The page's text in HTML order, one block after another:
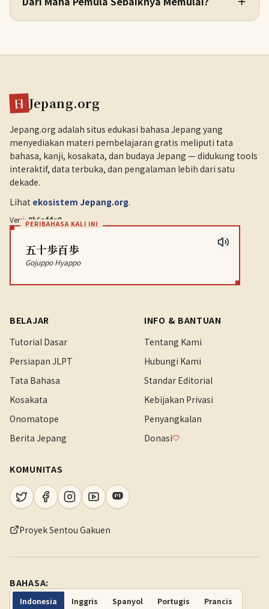
日 Jepang.org
Jepang.org adalah situs edukasi bahasa Jepang yang
menyediakan materi pembelajaran gratis meliputi tata
bahasa, kanji, kosakata, dan budaya Jepang — didukung tools
interaktif, data terbuka, dan pengalaman lebih dari satu
dekade.
Lihat ekosistem Jepang.org.
Versi:0b6affa9.
PERIBAHASA KALI INI
五十歩百歩
Gojuppo Hyappo
BELAJAR
Tutorial Dasar
Persiapan JLPT
Tata Bahasa
Kosakata
Onomatope
Berita Jepang
INFO & BANTUAN
Tentang Kami
Hubungi Kami
Standar Editorial
Kebijakan Privasi
Penyangkalan
Donasi
KOMUNITAS
Proyek Sentou Gakuen
BAHASA:
Indonesia Inggris Spanyol Portugis Prancis